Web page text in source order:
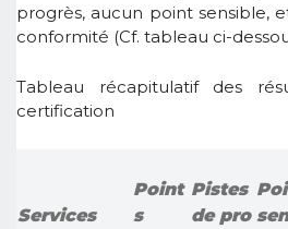
progrès, aucun point sensible,
conformité (Cf. tableau ci-
Tableau récapitulatif des
certification
Services
Point
s
Pistes
de pro